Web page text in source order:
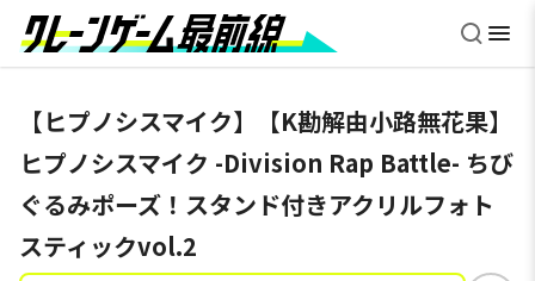
【ヒプノシスマイク】【K勘解由小路無花果】
ヒプノシスマイク -Division Rap Battle- ちび
ぐるみポーズ！スタンド付きアクリルフォト
スティックvol.2